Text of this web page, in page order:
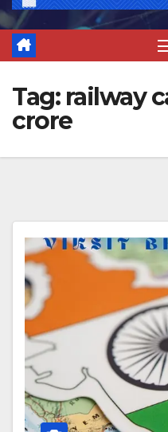
Tag: railway
crore